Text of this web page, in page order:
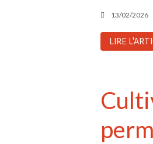
13/02/2026
LIRE